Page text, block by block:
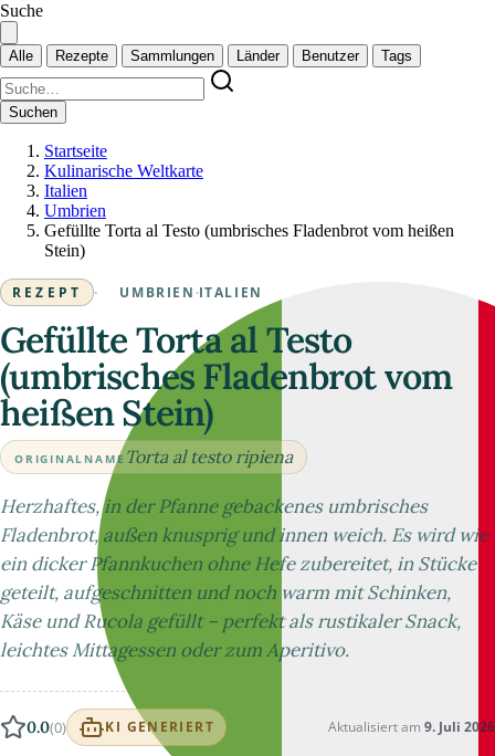
Suche
Alle Rezepte Sammlungen Länder Benutzer Tags
Suchen
Startseite
Kulinarische Weltkarte
Italien
Umbrien
Gefüllte Torta al Testo (umbrisches Fladenbrot vom heißen
Stein)
REZEPT · UMBRIEN ·ITALIEN
Gefüllte Torta al Testo
(umbrisches Fladenbrot vom
heißen Stein)
ORIGINALNAME Torta al testo ripiena
Herzhaftes, in der Pfanne gebackenes umbrisches
Fladenbrot, außen knusprig und innen weich. Es wird wie
ein dicker Pfannkuchen ohne Hefe zubereitet, in Stücke
geteilt, aufgeschnitten und noch warm mit Schinken,
Käse und Rucola gefüllt – perfekt als rustikaler Snack,
leichtes Mittagessen oder zum Aperitivo.
0.0(0) KI GENERIERT Aktualisiert am 9. Juli 2026